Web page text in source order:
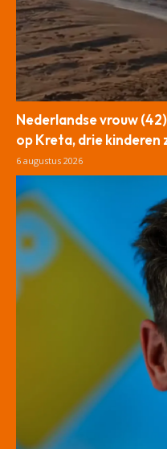
Nederlandse vrouw
op Kreta, drie kinderen
6 augustus 2026